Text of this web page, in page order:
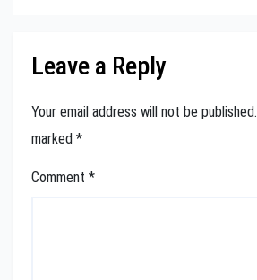
Leave a Reply
Your email address will not be published.
marked *
Comment *